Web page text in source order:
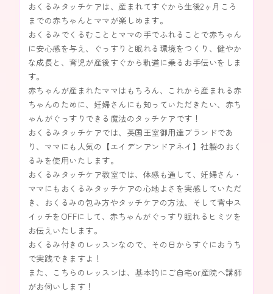
おくるみタッチケアは、産まれてすぐから生後2ヶ月ころ
までの赤ちゃんとママが楽しめます。
おくるみでくるむこととママの手でふれることで赤ちゃん
に安心感を与え、ぐっすりと眠れる環境をつくり、健やか
な成長と、育児が産後すぐから軌道に乗るお手伝いをしま
す。
赤ちゃんが産まれたママはもちろん、これから産まれる赤
ちゃんのために、妊婦さんにも知っていただきたい、赤ち
ゃんがぐっすりできる魔法のタッチケアです！
おくるみタッチケアでは、英国王室御用達ブランドであ
り、ママにも人気の【エイデンアンドアネイ】社製のおく
るみを使用いたします。
おくるみタッチケア教室では、体感も通して、妊婦さん・
ママにもおくるみタッチケアの心地よさを実感していただ
き、おくるみの包み方やタッチケアの方法、そして背中ス
イッチをOFFにして、赤ちゃんがぐっすり眠れるヒミツを
お伝えいたします。
おくるみ付きのレッスンなので、その日からすぐにおうち
で実践できますよ！
また、こちらのレッスンは、基本的にご自宅or産院へ講師
がお伺いします！